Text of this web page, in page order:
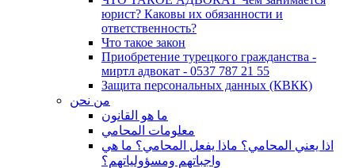
юрист? Каковы их обязанности и
ответственность?
Что такое закон
Приобретение турецкого гражданства -
миртл адвокат - 0537 787 21 55
Защита персональных данных (КВКК)
من نحن
ما هو القانون
معلومات المحامي
اذا يعني المحامي؟ ماذا يفعل المحامي؟ ما هي
واجباتهم ومسؤولياتهم؟